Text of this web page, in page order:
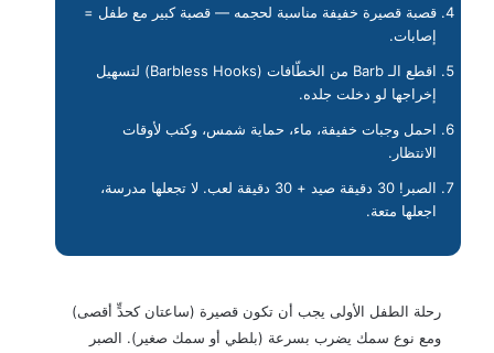
قصبة قصيرة خفيفة مناسبة لحجمه — قصبة كبير مع طفل =
إصابات.
اقطع الـ Barb من الخطّافات (Barbless Hooks) لتسهيل
إخراجها لو دخلت جلده.
احمل وجبات خفيفة، ماء، حماية شمس، وكتب لأوقات
الانتظار.
الصبر! 30 دقيقة صيد + 30 دقيقة لعب. لا تجعلها مدرسة،
اجعلها متعة.
رحلة الطفل الأولى يجب أن تكون قصيرة (ساعتان كحدٍّ أقصى)
ومع نوع سمك يضرب بسرعة (بلطي أو سمك صغير). الصبر